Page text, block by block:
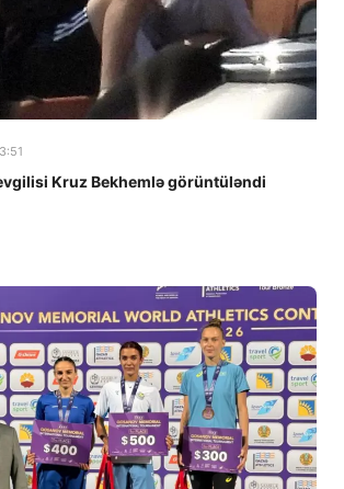
Kruz Bekhemlə görüntüləndi